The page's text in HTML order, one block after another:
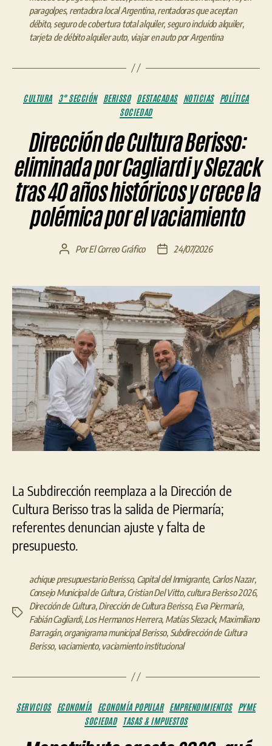
paragolpes, rentadora local Argentina,rentadoras que aceptan
débito, seguro de cobertura total alquiler, seguro incluido alquiler,
tarjeta de débito alquiler auto, viajar en auto por Argentina
Categorías
CULTURA 3° SECCIÓN BERISSO DESTACADAS NOTICIAS
POLÍTICA
SOCIEDAD
Dirección de Cultura Berisso:
eliminada por Cagliardi y Slezack
tras 40 años históricos y crece la
polémica por el vaciamiento
Autor
entrada
PorEl Correo Gráfico
Fecha
entrada
24/07/2026
La Subdirección reemplaza a la Dirección de
Cultura Berisso tras la salida de Piermaría;
referentes denuncian ajuste y falta de
presupuesto.
Etiquetas
achique presupuestario Berisso, Capital del Inmigrante, Carlos Nazar,
Consejo Municipal de Cultura,Cristian Del Vitto,cultura Berisso 2026,
Dirección de Cultura,Dirección de Cultura Berisso, Eva Piermaría,
Fabián Cagliardi,Los Hermanos Herrera, Matías Slezack, Maximiliano
Barragán,organigrama municipal Berisso, Subdirección de Cultura
Berisso, vaciamiento, vaciamiento institucional
Categorías
SERVICIOS ECONOMÍA ECONOMÍA POPULAR EMPRENDIMIENTOS
PYME
SOCIEDAD
TASAS & IMPUESTOS